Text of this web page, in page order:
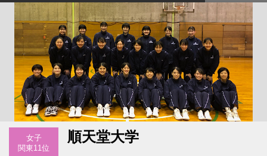
女子
関東11位
順天堂大学